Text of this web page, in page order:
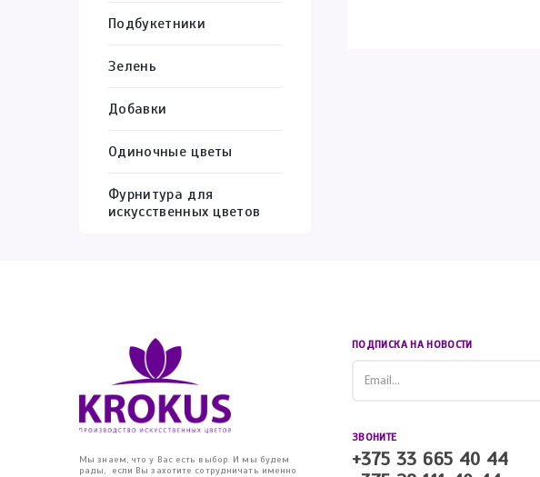
Подбукетники
Зелень
Добавки
Одиночные цветы
Фурнитура для
искусственных цветов
Мы знаем, что у Вас есть выбор. И мы будем
рады, если Вы захотите сотрудничать именно
ПОДПИСКА НА НОВОСТИ
ЗВОНИТЕ
+375 33 665 40 44